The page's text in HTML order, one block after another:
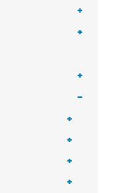
+
+
+
-
+
+
+
+